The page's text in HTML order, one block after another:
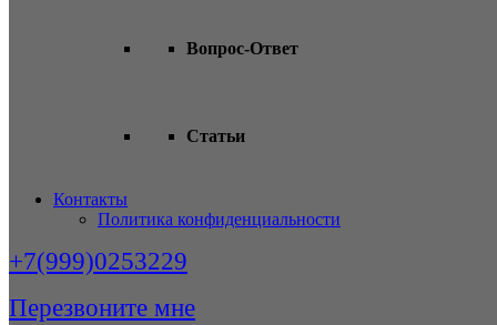
Вопрос-Ответ
Статьи
Контакты
Политика конфиденциальности
+7(999)0253229
Перезвоните мне